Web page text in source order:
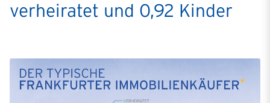
verheiratet und 0,92 Kinder